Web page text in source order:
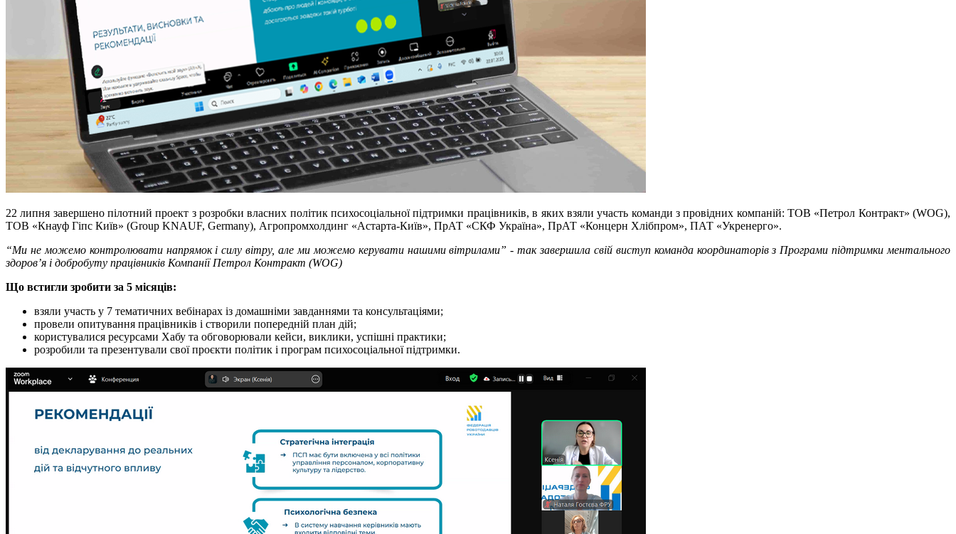
22 липня завершено пілотний проект з розробки власних політик психосоціальної підтримки працівників, в яких взяли участь команди з провідних компаній: ТОВ «Петрол Контракт» (WOG),
ТОВ «Кнауф Гіпс Київ» (Group KNAUF, Germany), Агропромхолдинг «Астарта-Київ», ПрАТ «СКФ Україна», ПрАТ «Концерн Хлібпром», ПАТ «Укренерго».
“Ми не можемо контролювати напрямок і силу вітру, але ми можемо керувати нашими вітрилами” - так завершила свій виступ команда координаторів з Програми підтримки ментального
здоров’я і добробуту працівників Компанії Петрол Контракт (WOG)
Що встигли зробити за 5 місяців:
взяли участь у 7 тематичних вебінарах із домашніми завданнями та консультаціями;
провели опитування працівників і створили попередній план дій;
користувалися ресурсами Хабу та обговорювали кейси, виклики, успішні практики;
розробили та презентували свої проєкти політик і програм психосоціальної підтримки.